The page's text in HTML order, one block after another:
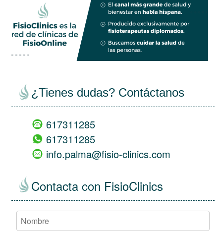
empty ¿Tienes dudas? Contáctanos
617311285
617311285
info.palma@fisio-clinics.com
Contacta con FisioClinics